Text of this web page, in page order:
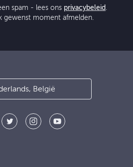
spam - lees ons privacybeleid .
gewenst moment afmelden.
Nederlands, België